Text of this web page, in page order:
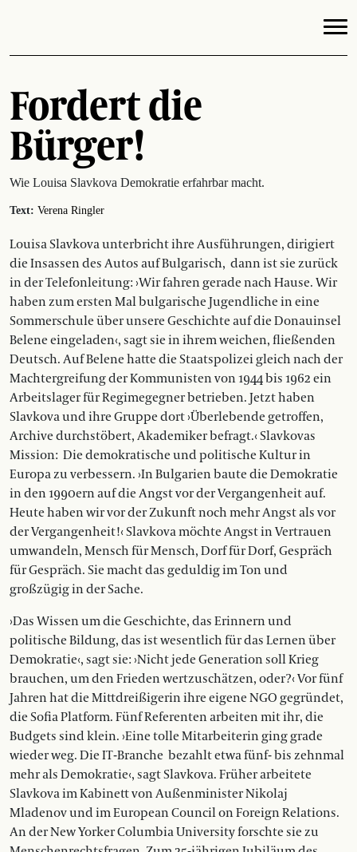
Fordert die
Bürger!
Wie Louisa Slavkova Demokratie erfahrbar macht.
Text: Verena Ringler
Louisa Slavkova unterbricht ihre Ausführungen, dirigiert
die Insassen des Autos auf Bulgarisch, dann ist sie zurück
in der Telefonleitung: ›Wir fahren gerade nach Hause. Wir
haben zum ersten Mal bulgarische Jugendliche in eine
Sommerschule über unsere Geschichte auf die Donauinsel
Belene eingeladen‹, sagt sie in ihrem weichen, fließenden
Deutsch. Auf Belene hatte die Staatspolizei gleich nach der
Machtergreifung der Kommunisten von 1944 bis 1962 ein
Arbeitslager für Regimegegner betrieben. Jetzt haben
Slavkova und ihre Gruppe dort ›Überlebende getroffen,
Archive durchstöbert, Akademiker befragt.‹ Slavkovas
Mission: Die demokratische und politische Kultur in
Europa zu verbessern. ›In Bulgarien baute die Demokratie
in den 1990ern auf die Angst vor der Vergangenheit auf.
Heute haben wir vor der Zukunft noch mehr Angst als vor
der Vergangenheit!‹ Slavkova möchte Angst in Vertrauen
um­wandeln, Mensch für Mensch, Dorf für Dorf, Gespräch
für Gespräch. Sie macht das geduldig im Ton und
großzügig in der Sache.
›Das Wissen um die Geschichte, das Erinnern und
politische Bildung, das ist wesent­lich für das Lernen über
Demokratie‹, sagt sie: ›Nicht jede Generation soll Krieg
brauchen, um den Frieden wertzuschätzen, oder?‹ Vor fünf
Jahren hat die Mittdreißigerin ihre eigene NGO gegründet,
die Sofia Platform. Fünf Referenten arbeiten mit ihr, die
Budgets sind klein. ›Eine tolle Mitarbeiterin ging grade
wieder weg. Die IT-Branche bezahlt etwa fünf- bis zehnmal
mehr als Demokratie‹, sagt Slavkova. Früher arbeitete
Slavkova im Kabinett von Außenminister Nikolaj
Mladenov und im European Council on Foreign Relations.
An der New Yorker Columbia University forschte sie zu